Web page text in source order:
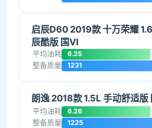
启辰D60 2019款 十万荣耀
辰酷版 国VI
平均油耗 6.25
整备质量 1231
朗逸 2018款 1.5L 手动舒适版
平均油耗 6.26
整备质量 1225